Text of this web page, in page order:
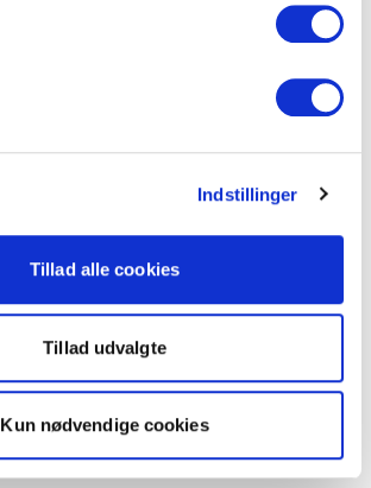
Indstillinger
Tillad alle cookies
Tillad udvalgte
Kun nødvendige cookies